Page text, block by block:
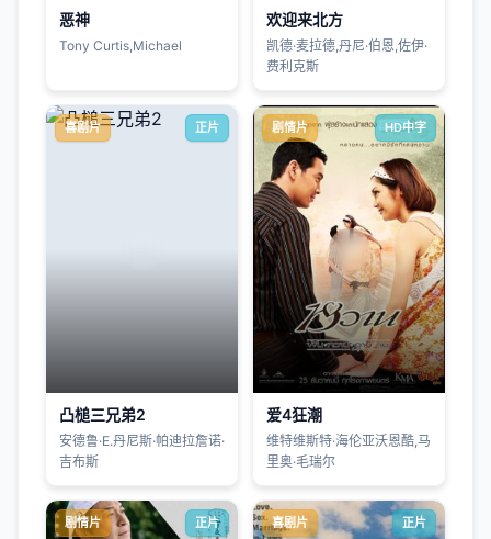
恶神
Tony Curtis,Michael
欢迎来北方
凯德·麦拉德,丹尼·伯恩,佐伊·
费利克斯
喜剧片 正片
凸槌三兄弟2
安德鲁·E.丹尼斯·帕迪拉詹诺·
吉布斯
剧情片 HD中字
爱4狂潮
维特维斯特·海伦亚沃恩酷,马
里奥·毛瑞尔
剧情片 正片 喜剧片 正片